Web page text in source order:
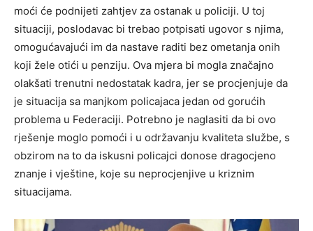
moći će podnijeti zahtjev za ostanak u policiji. U toj
situaciji, poslodavac bi trebao potpisati ugovor s njima,
omogućavajući im da nastave raditi bez ometanja onih
koji žele otići u penziju. Ova mjera bi mogla značajno
olakšati trenutni nedostatak kadra, jer se procjenjuje da
je situacija sa manjkom policajaca jedan od gorućih
problema u Federaciji. Potrebno je naglasiti da bi ovo
rješenje moglo pomoći i u održavanju kvaliteta službe, s
obzirom na to da iskusni policajci donose dragocjeno
znanje i vještine, koje su neprocjenjive u kriznim
situacijama.